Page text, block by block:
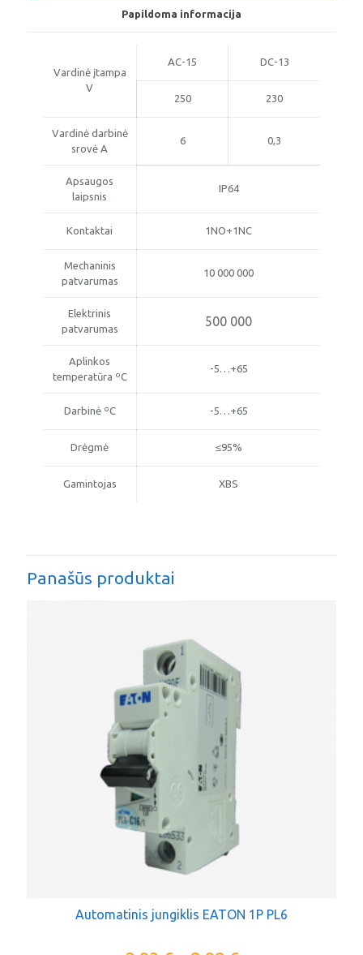
Papildoma informacija
Vardinė įtampa
V
AC-15 DC-13
250 230
Vardinė darbinė
srovė A
6 0,3
Apsaugos
laipsnis
IP64
Kontaktai 1NO+1NC
Mechaninis
patvarumas
10 000 000
Elektrinis
patvarumas
500 000
Aplinkos
temperatūra ºC
-5…+65
Darbinė ºC -5…+65
Drėgmė ≤95%
Gamintojas XBS
Panašūs produktai
Automatinis jungiklis EATON 1P PL6